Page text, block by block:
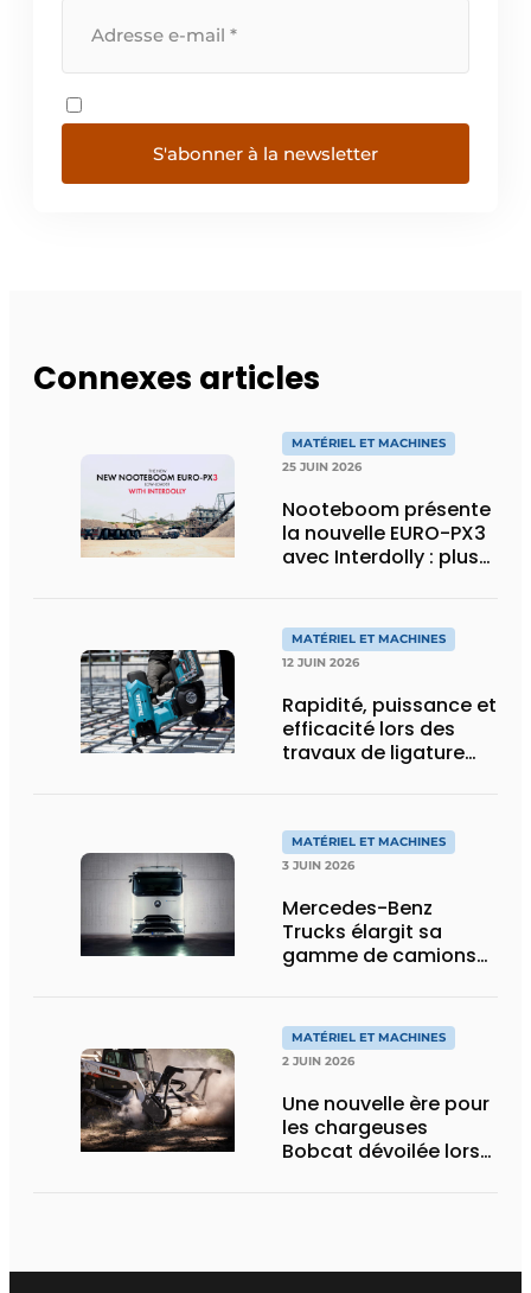
S'abonner à la newsletter
Connexes articles
MATÉRIEL ET MACHINES
25 JUIN 2026
Nooteboom présente
la nouvelle EURO-PX3
avec Interdolly : plus
transport spécial
MATÉRIEL ET MACHINES
12 JUIN 2026
Rapidité, puissance et
efficacité lors des
travaux de ligature
MATÉRIEL ET MACHINES
3 JUIN 2026
Mercedes-Benz
Trucks élargit sa
gamme de camions
eActros Lowliner
MATÉRIEL ET MACHINES
2 JUIN 2026
Une nouvelle ère pour
les chargeuses
Bobcat dévoilée lors